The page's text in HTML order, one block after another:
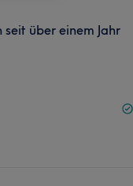
über einem Jahr